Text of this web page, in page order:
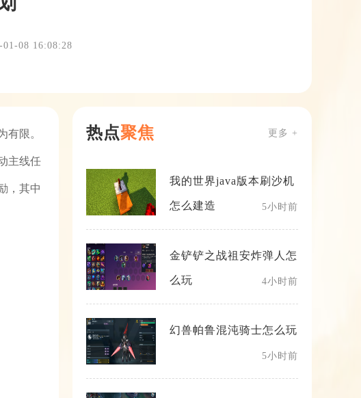
01-08 16:08:28
有限。
主线任
，其中
热点聚焦 更多 +
我的世界java版本刷沙机
怎么建造 5小时前
金铲铲之战祖安炸弹人怎
么玩 4小时前
幻兽帕鲁混沌骑士怎么玩
5小时前